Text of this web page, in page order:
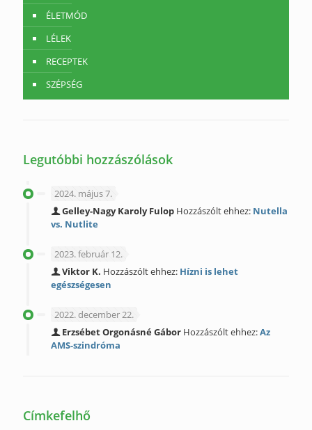
ÉLETMÓD
LÉLEK
RECEPTEK
SZÉPSÉG
Legutóbbi hozzászólások
2024. május 7.
Gelley-Nagy Karoly Fulop Hozzászólt ehhez: Nutella
vs. Nutlite
2023. február 12.
Viktor K. Hozzászólt ehhez: Hízni is lehet
egészségesen
2022. december 22.
Erzsébet Orgonásné Gábor Hozzászólt ehhez:Az
AMS-szindróma
Címkefelhő